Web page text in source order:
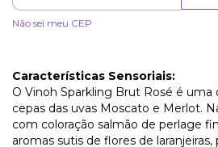
Não sei meu CEP
Características Sensoriais:
O Vinoh Sparkling Brut Rosé é
cepas das uvas Moscato e Merlot.
com coloração salmão de perlage
aromas sutis de flores de